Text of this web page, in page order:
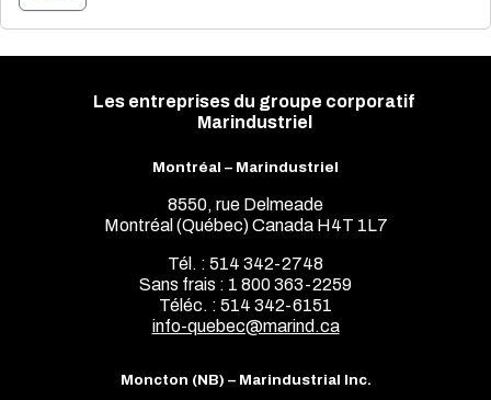
Les entreprises du groupe corporatif
Marindustriel
Montréal – Marindustriel
8550, rue Delmeade
Montréal (Québec) Canada H4T 1L7
Tél. : 514 342-2748
Sans frais : 1 800 363-2259
Téléc. : 514 342-6151
info-quebec@marind.ca
Moncton (NB) – Marindustrial Inc.